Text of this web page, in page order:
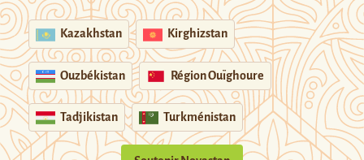
Kazakhstan Kirghizstan
Ouzbékistan Région Ouïghoure
Tadjikistan Turkménistan